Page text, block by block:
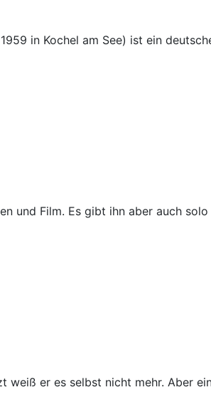
in Kochel am See) ist ein
und Film. Es gibt ihn aber auch
weiß er es selbst nicht mehr. Aber